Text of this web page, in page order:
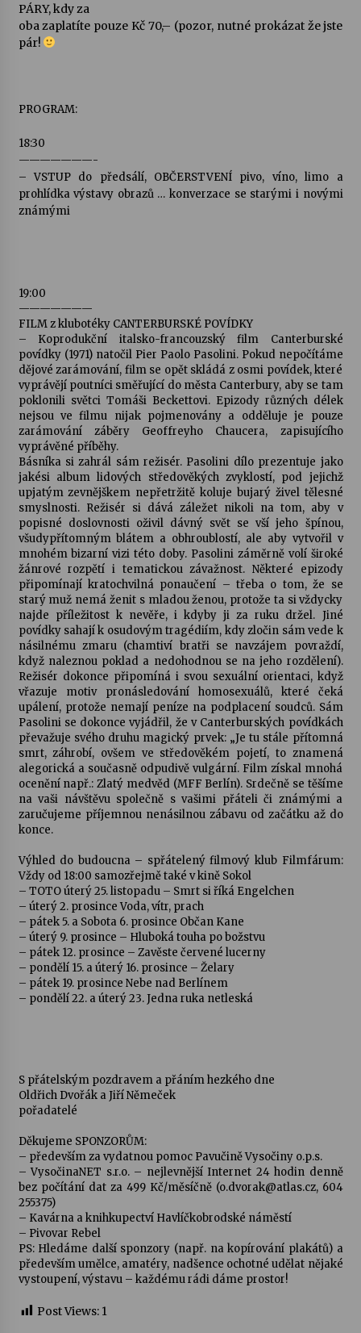
3. 7. 2026
Petr Adamec – Malovaný svět
30. 6. 2026
PÁRY, kdy za
oba zaplatíte pouze Kč 70,– (pozor, nutné prokázat že jste
pár!
PROGRAM:
18:30
———————-
– VSTUP do předsálí, OBČERSTVENÍ pivo, víno, limo a
prohlídka výstavy obrazů … konverzace se starými i novými
známými
19:00
———————
FILM z klubotéky CANTERBURSKÉ POVÍDKY
– Koprodukční italsko-francouzský film Canterburské
povídky (1971) natočil Pier Paolo Pasolini. Pokud nepočítáme
dějové zarámování, film se opět skládá z osmi povídek, které
vyprávějí poutníci směřující do města Canterbury, aby se tam
poklonili světci Tomáši Beckettovi. Epizody různých délek
nejsou ve filmu nijak pojmenovány a odděluje je pouze
zarámování záběry Geoffreyho Chaucera, zapisujícího
vyprávěné příběhy.
Básníka si zahrál sám režisér. Pasolini dílo prezentuje jako
jakési album lidových středověkých zvyklostí, pod jejichž
upjatým zevnějškem nepřetržitě koluje bujarý živel tělesné
smyslnosti. Režisér si dává záležet nikoli na tom, aby v
popisné doslovnosti oživil dávný svět se vší jeho špínou,
všudypřítomným blátem a obhroublostí, ale aby vytvořil v
mnohém bizarní vizi této doby. Pasolini záměrně volí široké
žánrové rozpětí i tematickou závažnost. Některé epizody
připomínají kratochvilná ponaučení – třeba o tom, že se
starý muž nemá ženit s mladou ženou, protože ta si vždycky
najde příležitost k nevěře, i kdyby ji za ruku držel. Jiné
povídky sahají k osudovým tragédiím, kdy zločin sám vede k
násilnému zmaru (chamtiví bratři se navzájem povraždí,
když naleznou poklad a nedohodnou se na jeho rozdělení).
Režisér dokonce připomíná i svou sexuální orientaci, když
vřazuje motiv pronásledování homosexuálů, které čeká
upálení, protože nemají peníze na podplacení soudců. Sám
Pasolini se dokonce vyjádřil, že v Canterburských povídkách
převažuje svého druhu magický prvek: „Je tu stále přítomná
smrt, záhrobí, ovšem ve středověkém pojetí, to znamená
alegorická a současně odpudivě vulgární. Film získal mnohá
ocenění např.: Zlatý medvěd (MFF Berlín). Srdečně se těšíme
na vaši návštěvu společně s vašimi přáteli či známými a
zaručujeme příjemnou nenásilnou zábavu od začátku až do
konce.
Výhled do budoucna – spřátelený filmový klub Filmfárum:
Vždy od 18:00 samozřejmě také v kině Sokol
– TOTO úterý 25. listopadu – Smrt si říká Engelchen
– úterý 2. prosince Voda, vítr, prach
– pátek 5. a Sobota 6. prosince Občan Kane
– úterý 9. prosince – Hluboká touha po božstvu
– pátek 12. prosince – Zavěste červené lucerny
– pondělí 15. a úterý 16. prosince – Želary
– pátek 19. prosince Nebe nad Berlínem
– pondělí 22. a úterý 23. Jedna ruka netleská
S přátelským pozdravem a přáním hezkého dne
Oldřich Dvořák a Jiří Němeček
pořadatelé
Děkujeme SPONZORŮM:
– především za vydatnou pomoc Pavučině Vysočiny o.p.s.
– VysočinaNET s.r.o. – nejlevnější Internet 24 hodin denně
bez počítání dat za 499 Kč/měsíčně (o.dvorak@atlas.cz, 604
255375)
– Kavárna a knihkupectví Havlíčkobrodské náměstí
– Pivovar Rebel
PS: Hledáme další sponzory (např. na kopírování plakátů) a
především umělce, amatéry, nadšence ochotné udělat nějaké
vystoupení, výstavu – každému rádi dáme prostor!
Post Views: 1